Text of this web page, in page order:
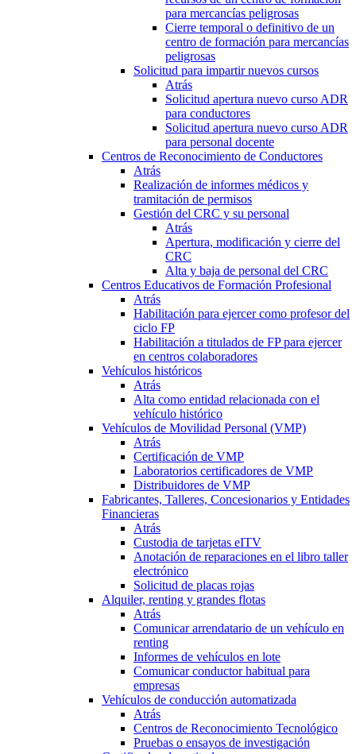
para mercancías peligrosas
Cierre temporal o definitivo de un
centro de formación para mercancías
peligrosas
Solicitud para impartir nuevos cursos
Atrás
Solicitud apertura nuevo curso ADR
para conductores
Solicitud apertura nuevo curso ADR
para personal docente
Centros de Reconocimiento de Conductores
Atrás
Realización de informes médicos y
tramitación de permisos
Gestión del CRC y su personal
Atrás
Apertura, modificación y cierre del
CRC
Alta y baja de personal del CRC
Centros Educativos de Formación Profesional
Atrás
Habilitación para ejercer como profesor del
ciclo FP
Habilitación a titulados de FP para ejercer
en centros colaboradores
Vehículos históricos
Atrás
Alta como entidad relacionada con el
vehículo histórico
Vehículos de Movilidad Personal (VMP)
Atrás
Certificación de VMP
Laboratorios certificadores de VMP
Distribuidores de VMP
Fabricantes, Talleres, Concesionarios y Entidades
Financieras
Atrás
Custodia de tarjetas eITV
Anotación de reparaciones en el libro taller
electrónico
Solicitud de placas rojas
Alquiler, renting y grandes flotas
Atrás
Comunicar arrendatario de un vehículo en
renting
Informes de vehículos en lote
Comunicar conductor habitual para
empresas
Vehículos de conducción automatizada
Atrás
Centros de Reconocimiento Tecnológico
Pruebas o ensayos de investigación